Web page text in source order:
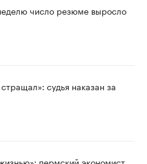
число резюме выросло
судья наказан за